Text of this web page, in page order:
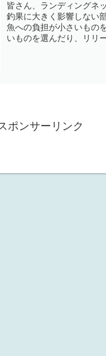
皆さん、ランディングネ
釣果に大きく影響しない
魚への負担が小さいもの
いものを選んだり、リリ
ポンサーリンク